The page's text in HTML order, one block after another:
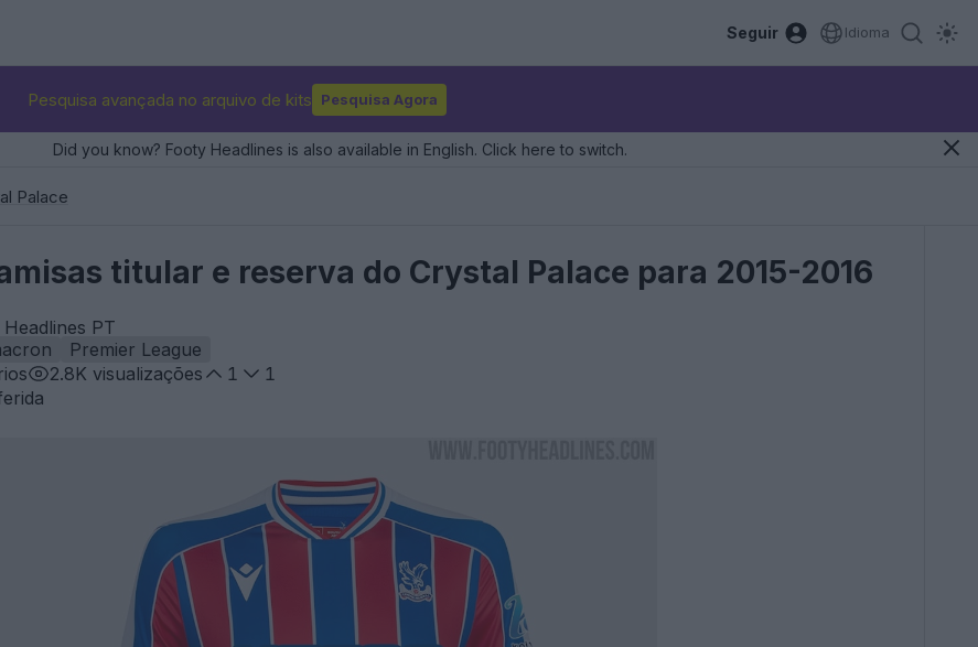
Seguir Idioma
Pesquisa avançada no arquivo de kits Pesquisa Agora
Did you know? Footy Headlines is also available in English. Click here to switch.
Palace
titular e reserva do Crystal Palace para 2015-2016
PT
Premier League
2.8K visualizações 1
1